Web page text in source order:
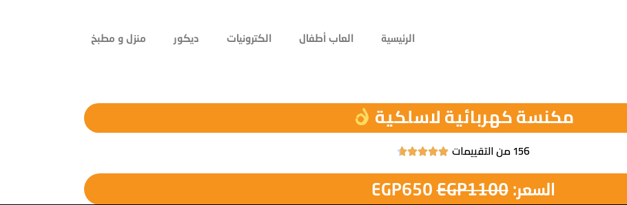
الرئيسية العاب أطفال الكترونيات ديكور منزل و مطبخ
مكنسة كهربائية لاسلكية
156 من التقييمات 




السعر: EGP1100
EGP650